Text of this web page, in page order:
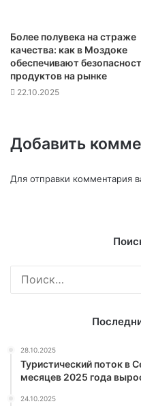
Более полувека на страже
качества: как в Моздоке
обеспечивают
продуктов на рынке
22.10.2025
Добавить
Для отправки комментария
28.10.2025
Туристический поток в
месяцев 2025 года
24.10.2025